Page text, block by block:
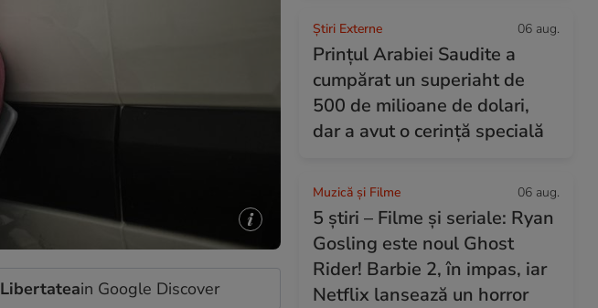
Libertateain Google Discover
Știri Externe 06 aug.
Prințul Arabiei Saudite a
cumpărat un superiaht de
500 de milioane de dolari,
dar a avut o cerință specială
Muzică și Filme 06 aug.
5 știri – Filme și seriale: Ryan
Gosling este noul Ghost
Rider! Barbie 2, în impas, iar
Netflix lansează un horror